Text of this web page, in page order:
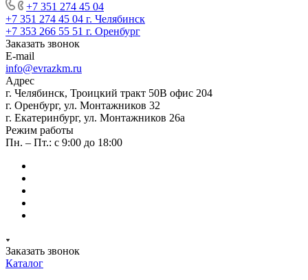
+7 351 274 45 04
+7 351 274 45 04 г. Челябинск
+7 353 266 55 51 г. Оренбург
Заказать звонок
E-mail
info@evrazkm.ru
Адрес
г. Челябинск, Троицкий тракт 50В офис 204
г. Оренбург, ул. Монтажников 32
г. Екатеринбург, ул. Монтажников 26а
Режим работы
Пн. – Пт.: с 9:00 до 18:00
Заказать звонок
Каталог